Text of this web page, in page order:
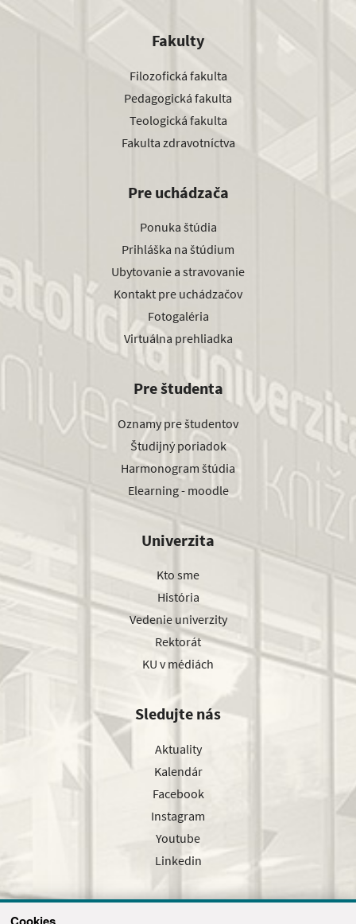
Fakulty
Filozofická fakulta
Pedagogická fakulta
Teologická fakulta
Fakulta zdravotníctva
Pre uchádzača
Ponuka štúdia
Prihláška na štúdium
Ubytovanie a stravovanie
Kontakt pre uchádzačov
Fotogaléria
Virtuálna prehliadka
Pre študenta
Oznamy pre študentov
Študijný poriadok
Harmonogram štúdia
Elearning - moodle
Univerzita
Kto sme
História
Vedenie univerzity
Rektorát
KU v médiách
Sledujte nás
Aktuality
Kalendár
Facebook
Instagram
Youtube
Linkedin